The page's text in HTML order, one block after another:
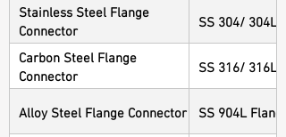
Stainless Steel Flange
Connector
SS 304/ 304L
Carbon Steel Flange
Connector
SS 316/ 316L
Alloy Steel Flange Connector SS 904L